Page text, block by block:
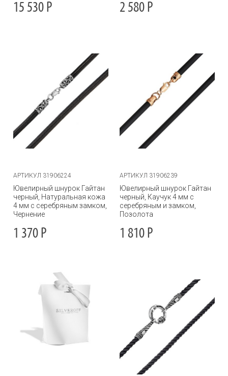
15 530 Р 2 580 Р
АРТИКУЛ 31906224
Ювелирный шнурок Гайтан
черный, Натуральная кожа
4 мм с серебряным замком,
Чернение
1 370 Р
АРТИКУЛ 31906239
Ювелирный шнурок Гайтан
черный, Каучук 4 мм с
серебряным и замком,
Позолота
1 810 Р